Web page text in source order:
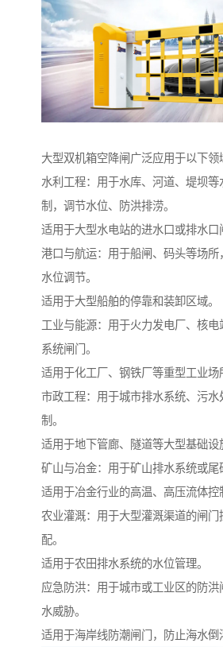
大型双机箱空降闸广泛应用于以下领
水利工程：用于水库、河道、堤坝
制，调节水位、防洪排涝。
适用于大型水电站的进水口或排水口
港口与航运：用于船闸、码头等场所
水位调节。
适用于大型船舶的停靠和装卸区域。
工业与能源：用于火力发电厂、核电
系统闸门。
适用于化工厂、钢铁厂等重型工业场
市政工程：用于城市排水系统、污水
制。
适用于地下管廊、隧道等大型基础设
矿山与冶金：用于矿山排水系统或尾
适用于冶金行业的高温、高压流体控
农业灌溉：用于大型灌溉渠道的闸门
配。
适用于农田排水系统的水位管理。
应急防洪：用于城市或工业区的防
水威胁。
适用于海岸线防潮闸门，防止海水倒